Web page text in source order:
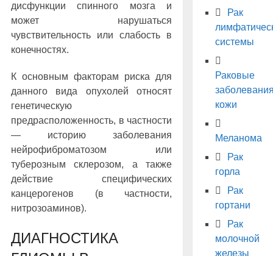
дисфункции спинного мозга и
может нарушаться
чувствительность или слабость в
конечностях.
К основным факторам риска для
данного вида опухолей относят
генетическую
предрасположенность, в частности
— историю заболевания
нейрофиброматозом или
туберозным склерозом, а также
действие специфических
канцерогенов (в частности,
нитрозоаминов).
ДИАГНОСТИКА
Рак
системы
Раковые
кожи
Меланома
Рак
горла
Рак
гортани
Рак
молочной
железы